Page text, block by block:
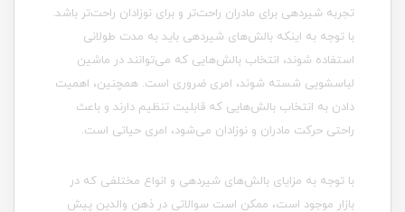
تجربه شیردهی برای مادران راحت‌تر و برای نوزادان راحت‌تر باشد.
با توجه به اینکه بالش‌های شیردهی باید به مدت طولانی
استفاده شوند، انتخاب بالش‌هایی که می‌توانند در ماشین
لباسشویی شسته شوند، امری ضروری است. همچنین، اهمیت
دادن به انتخاب بالش‌هایی که قابلیت تنظیم دارند و باعث
راحتی حرکت مادران و نوزادان می‌شود، امری حیاتی است.
با توجه به مزایای بالش‌های شیردهی و انواع مختلفی که در
بازار موجود است، ممکن است سوالاتی در ذهن والدین پیش